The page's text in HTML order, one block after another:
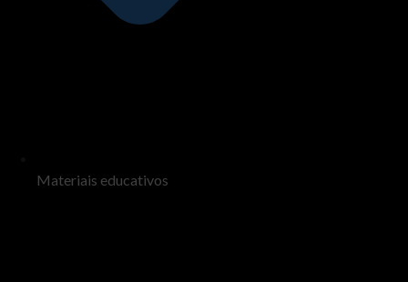
Materiais educativos